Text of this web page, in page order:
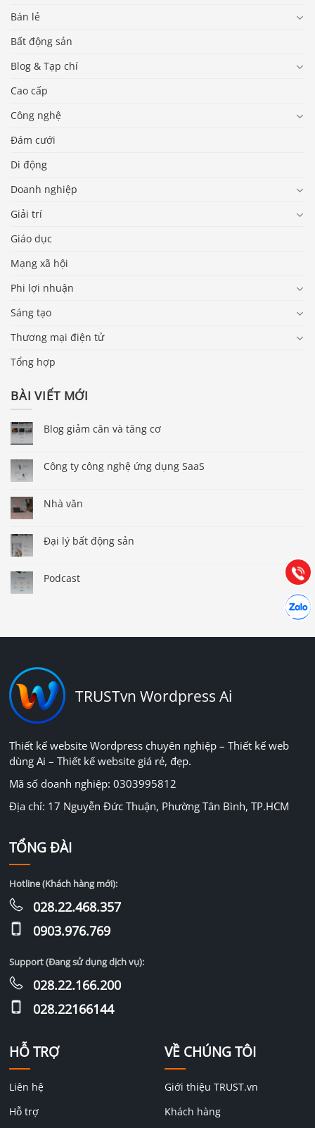
Bán lẻ
Bất động sản
Blog & Tạp chí
Cao cấp
Công nghệ
Đám cưới
Di động
Doanh nghiệp
Giải trí
Giáo dục
Mạng xã hội
Phi lợi nhuận
Sáng tạo
Thương mại điện tử
Tổng hợp
BÀI VIẾT MỚI
Blog giảm cân và tăng cơ
Công ty công nghệ ứng dụng SaaS
Nhà văn
Đại lý bất động sản
Podcast
TRUSTvn Wordpress Ai
Thiết kế website Wordpress chuyên nghiệp – Thiết kế web
dùng Ai – Thiết kế website giá rẻ, đẹp.
Mã số doanh nghiệp: 0303995812
Địa chỉ: 17 Nguyễn Đức Thuận, Phường Tân Bình, TP.HCM
HỖ TRỢ
Liên hệ
Hỗ trợ
VỀ CHÚNG TÔI
Giới thiệu TRUST.vn
Khách hàng
TỔNG ĐÀI
Hotline (Khách hàng mới):
028.22.468.357
0903.976.769
Support (Đang sử dụng dịch vụ):
028.22.166.200
028.22166144
Gọi
(028) 22.166.144
Chát